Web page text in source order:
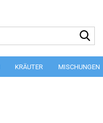
KRÄUTER MISCHUNGEN